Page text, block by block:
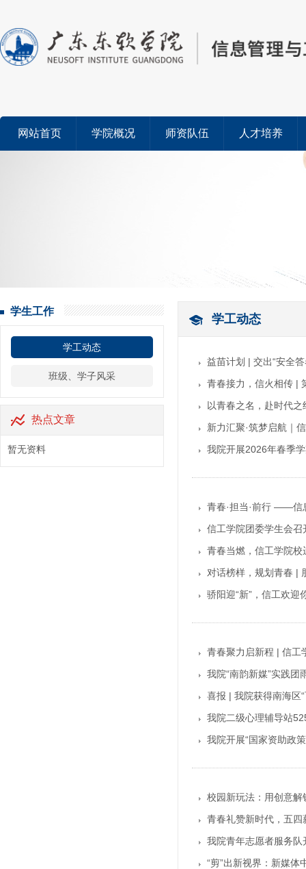
网站首页 学院概况 师资队伍 人才培养
学生工作
学工动态
班级、学子风采
热点文章
暂无资料
学工动态
益苗计划 | 交出“安全
青春接力，信火相传 |
以青春之名，赴时代
新力汇聚·筑梦启航｜
我院开展2026年春季
青春·担当·前行 ——信
信工学院团委学生会召
青春当燃，信工学院校
对话榜样，规划青春 |
骄阳迎“新”，信工欢迎
青春聚力启新程 | 信工
我院“南韵新媒”实践团
喜报 | 我院获得南海区
我院二级心理辅导站
我院开展“国家资助政
校园新玩法：用创意解
青春礼赞新时代，五
我院青年志愿者服务队
“剪”出新视界：新媒